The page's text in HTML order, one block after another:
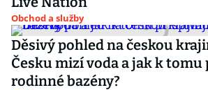
Obchod a služby
Děsivý pohled na českou
Česku mizí voda a jak k
rodinné bazény?